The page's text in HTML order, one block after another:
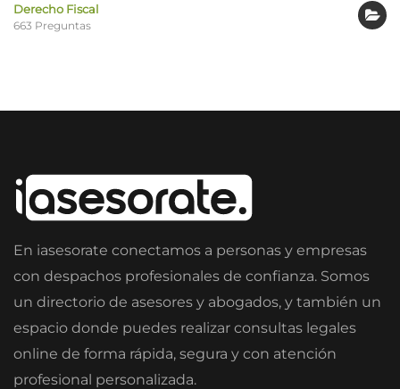
Derecho Fiscal
663 Preguntas
En iasesorate conectamos a personas y empresas
con despachos profesionales de confianza. Somos
un directorio de asesores y abogados, y también un
espacio donde puedes realizar consultas legales
online de forma rápida, segura y con atención
profesional personalizada.